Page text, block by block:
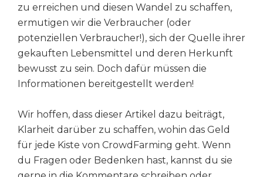
zu erreichen und diesen Wandel zu schaffen,
ermutigen wir die Verbraucher (oder
potenziellen Verbraucher!), sich der Quelle ihrer
gekauften Lebensmittel und deren Herkunft
bewusst zu sein. Doch dafür müssen die
Informationen bereitgestellt werden!
Wir hoffen, dass dieser Artikel dazu beiträgt,
Klarheit darüber zu schaffen, wohin das Geld
für jede Kiste von CrowdFarming geht. Wenn
du Fragen oder Bedenken hast, kannst du sie